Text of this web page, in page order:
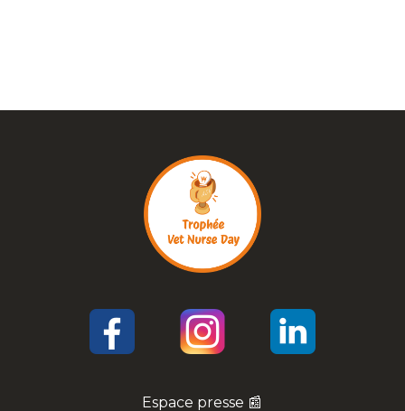
Espace presse 📰